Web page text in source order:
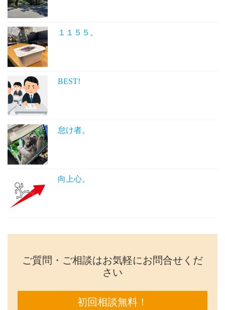
１１５５。
BEST!
怠け者。
向上心。
ご質問・ご相談はお気軽にお問合せくだ
さい
初回相談無料！